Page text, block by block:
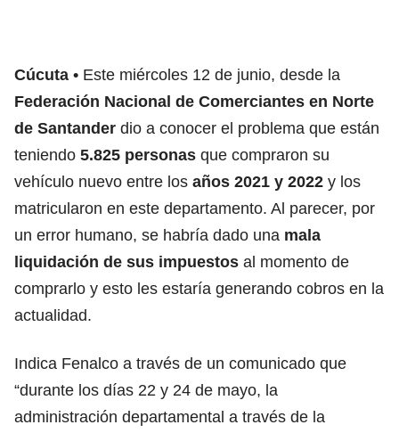
Cúcuta
Este miércoles 12 de junio, desde la
Federación Nacional de Comerciantes en Norte
de Santander dio a conocer el problema que están
teniendo 5.825 personas que compraron su
vehículo nuevo entre los años 2021 y 2022 y los
matricularon en este departamento. Al parecer, por
un error humano, se habría dado una mala
liquidación de sus impuestos al momento de
comprarlo y esto les estaría generando cobros en la
actualidad.
Indica Fenalco a través de un comunicado que
“durante los días 22 y 24 de mayo, la
administración departamental a través de la